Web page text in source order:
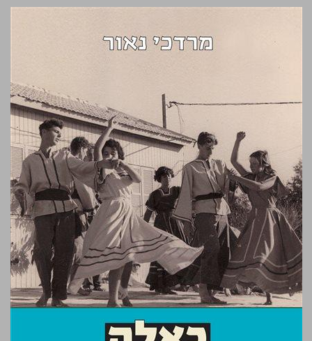
כאלה היינו נעורים והתבגרות בישראל של העשור הראשון סיפור אישי ... 0